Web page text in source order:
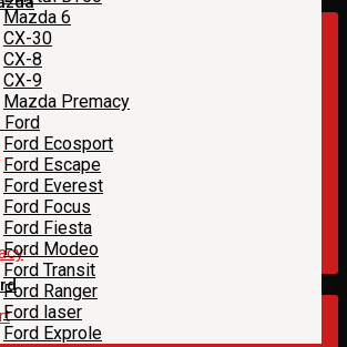
Mazda 6
CX-30
CX-8
CX-9
Mazda Premacy
Ford
Ford Ecosport
Ford Escape
Ford Everest
Ford Focus
Ford Fiesta
Ford Modeo
Ford Transit
Ford Ranger
Ford laser
Ford Exprole